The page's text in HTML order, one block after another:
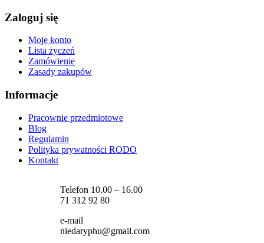
Zaloguj się
Moje konto
Lista życzeń
Zamówienie
Zasady zakupów
Informacje
Pracownie przedmiotowe
Blog
Regulamin
Polityka prywatności RODO
Kontakt
Telefon 10.00 – 16.00
71 312 92 80
e-mail
niedaryphu@gmail.com